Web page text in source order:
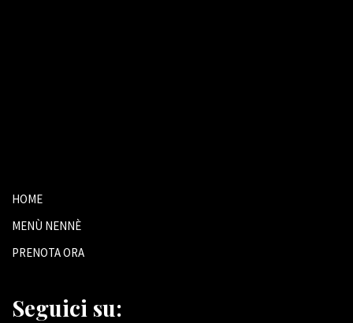
HOME
MENÙ NENNÈ
PRENOTA ORA
Seguici su: